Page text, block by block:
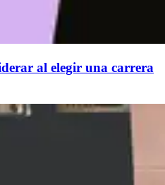
al elegir una carrera